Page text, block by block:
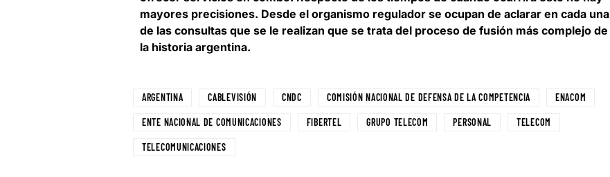
mayores precisiones. Desde el organismo regulador se ocupan de aclarar en cada una
de las consultas que se le realizan que se trata del proceso de fusión más complejo de
la historia argentina.
ARGENTINA CABLEVISIÓN CNDC COMISIÓN NACIONAL DE DEFENSA DE LA COMPETENCIA ENACOM
ENTE NACIONAL DE COMUNICACIONES FIBERTEL GRUPO TELECOM PERSONAL TELECOM
TELECOMUNICACIONES